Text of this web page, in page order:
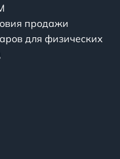
продажи
для физических